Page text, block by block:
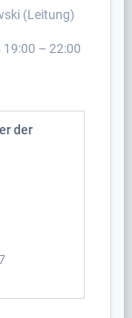
(Leitung)
– 22:00
der